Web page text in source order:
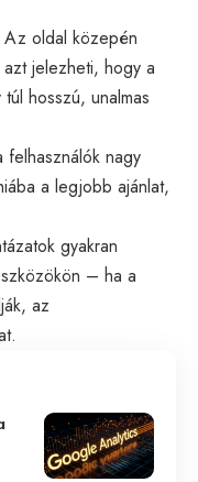
oldal közepén
jelezheti, hogy a
hosszú, unalmas
felhasználók nagy
a legjobb ajánlat,
gyakran
– ha a
az